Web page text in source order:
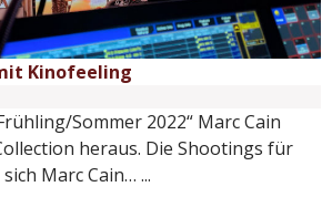
Kinofeeling
Sommer 2022“ Marc Cain
heraus. Die Shootings für
Marc Cain… ...